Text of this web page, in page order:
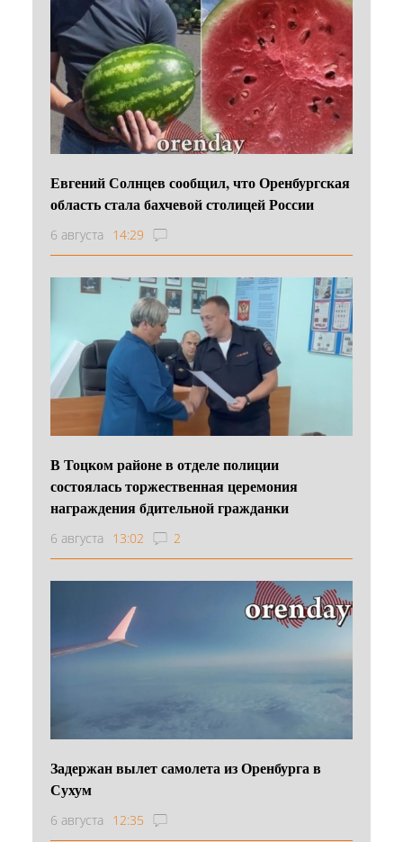
Евгений Солнцев сообщил, что Оренбургская
область стала бахчевой столицей России
6 августа 14:29
В Тоцком районе в отделе полиции
состоялась торжественная церемония
награждения бдительной гражданки
6 августа 13:02 2
Задержан вылет самолета из Оренбурга в
Сухум
6 августа 12:35